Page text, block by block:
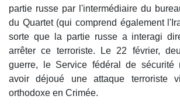
partie russe par l'intermédiaire du
du Quartet (qui comprend également
sorte que la partie russe a interagi
arrêter ce terroriste. Le 22 février,
guerre, le Service fédéral de sécurité
avoir déjoué une attaque terroriste
orthodoxe en Crimée.